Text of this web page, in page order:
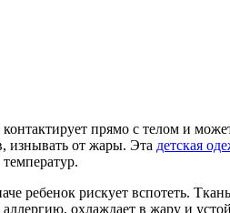
прямо с телом и
изнывать от жары. Эта детская
рискует вспотеть.
охлаждает в жару и